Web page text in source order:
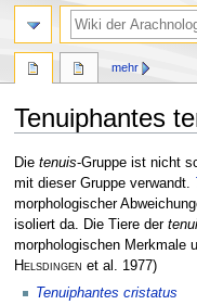
Tenuiphantes
Zur
Navigation
springen
Zur
Suche
springen
Die tenuis-Gruppe ist nicht
mit dieser Gruppe verwandt.
morphologischer
isoliert da. Die Tiere der
morphologischen Merkmale
Helsdingen et al. 1977)
Tenuiphantes cristatus
mehr